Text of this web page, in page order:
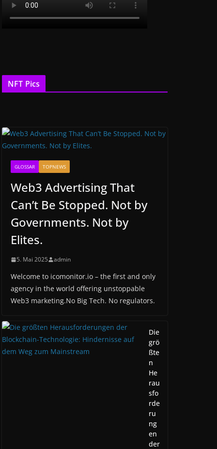
NFT Pics
GLOSSAR TOPNEWS
Web3 Advertising That
Can’t Be Stopped. Not by
Governments. Not by
Elites.
5. Mai 2025 admin
Welcome to icomonitor.io – the first and only
agency in the world offering unstoppable
Web3 marketing.No Big Tech. No regulators.
Die
grö
ßte
n
He
rau
sfo
rde
ru
ng
en
der